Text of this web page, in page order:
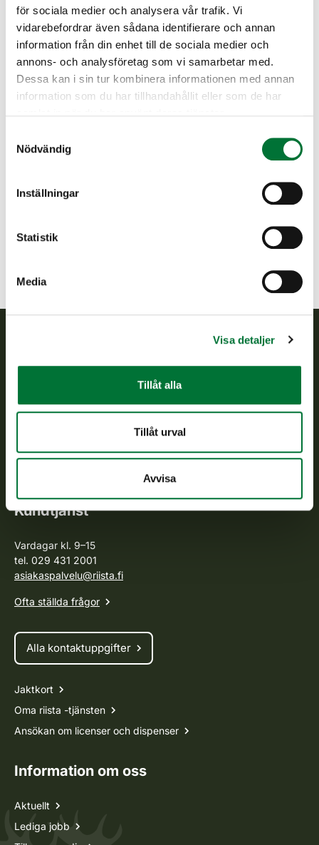
för sociala medier och analysera vår trafik. Vi
vidarebefordrar även sådana identifierare och annan
information från din enhet till de sociala medier och
annons- och analysföretag som vi samarbetar med.
Dessa kan i sin tur kombinera informationen med annan
information som du har tillhandahållit eller som de har
Nödvändig
Inställningar
Statistik
Media
Visa detaljer
Tillåt alla
Tillåt urval
Avvisa
Tutkinto suoritetaan joko sähköisenä tai
paperisena kokeena.
on varattu paikka tutkintoon.
helsinki@rhy.riista.fi
5503357 tai sähköposti
Finlands viltcentral främjar en hållbar vilthushållning, stöder
jaktvårdsföreningarnas verksamhet, ser till att viltpolitiken
Om oss
Kundtjänst
Vardagar kl. 9–15
tel. 029 431 2001
asiakaspalvelu@riista.fi
Ofta ställda frågor
Alla kontaktuppgifter
Jaktkort
Oma riista -tjänsten
Ansökan om licenser och dispenser
Information om oss
Aktuellt
Lediga jobb